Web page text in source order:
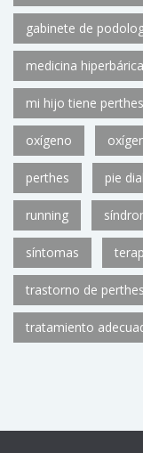
gabinete de
medicina hiperbárica
mi hijo tiene perthes
oxígeno
perthes pie
running
síntomas
trastorno de perthes
tratamiento